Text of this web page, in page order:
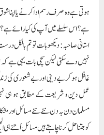
ہوتی ہے وہ صرف رسم ادا کرنے یا اپنا
ہے ؟ اس سلسلے میں آپ کی کیا رائے ہے ؟
استانی صاحبہ: دیکھو بات تو تم بالکل
نہیں دے سکتی لیکن سچی بات یہی ہے
غافل ہو کر بے دینی اور بے شعوری کی
عمل دین و شر یعت کے مطابق ہو ہی
مسلمان دن بہ دن نئے نئے مسائل اور
کو جتنا حل کرنا چاہتے ہیں مسائل اُتنے ہی